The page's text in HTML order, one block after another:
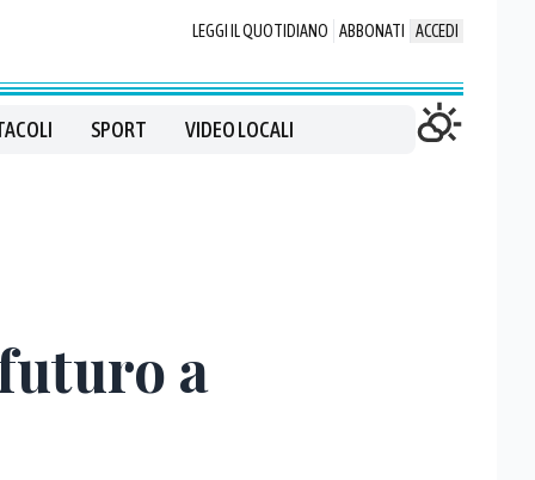
LEGGI IL QUOTIDIANO ABBONATI ACCEDI
SPORT VIDEO LOCALI
a